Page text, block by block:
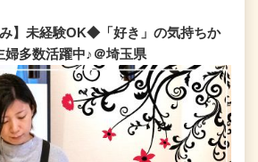
み】未経験OK◆「好き」の気持ちか
婦多数活躍中♪＠埼玉県